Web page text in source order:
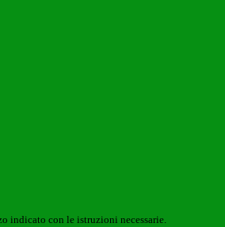
indicato con le istruzioni necessarie.